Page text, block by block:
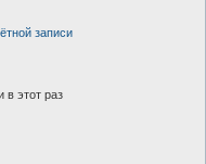
записи
в этот раз